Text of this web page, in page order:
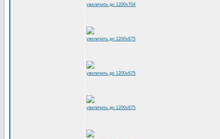
увеличить до 1200x704
увеличить до 1200x675
увеличить до 1200x675
увеличить до 1200x675